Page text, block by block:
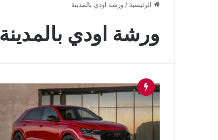
الرئيسية / ورشة اودي بالمدينة
ورشة اودي بالمدينة